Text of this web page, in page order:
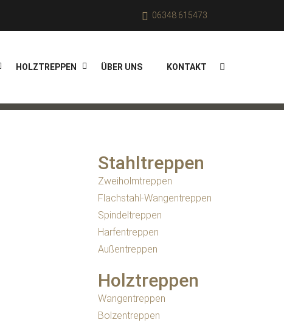
06348 615473
HOLZTREPPEN ÜBER UNS KONTAKT
Stahltreppen
Zweiholmtreppen
Flachstahl-Wangentreppen
Spindeltreppen
Harfentreppen
Außentreppen
Holztreppen
Wangentreppen
Bolzentreppen